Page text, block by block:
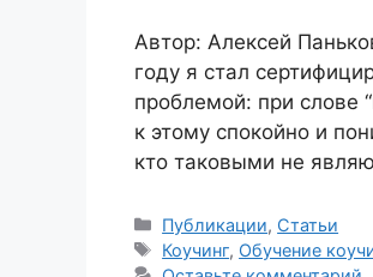
Автор:
году я стал
проблемой: при слове
к этому спокойно и
кто таковыми не
Рубрики
Публикации, Статьи
Метки
Коучинг, Обучение